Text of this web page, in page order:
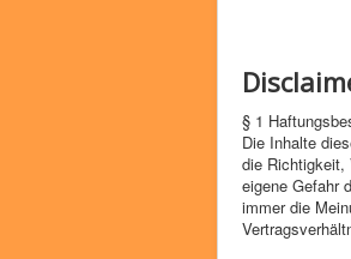
§ 1
Die Inhalte
die Richtigkeit,
eigene Gefahr
immer die